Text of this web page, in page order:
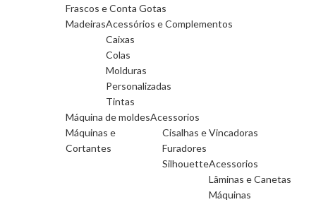
Frascos e Conta Gotas
MadeirasAcessórios e Complementos
Caixas
Colas
Molduras
Personalizadas
Tintas
Máquina de moldesAcessorios
Máquinas e
Cortantes
Cisalhas e Vincadoras
Furadores
SilhouetteAcessorios
Lâminas e Canetas
Máquinas